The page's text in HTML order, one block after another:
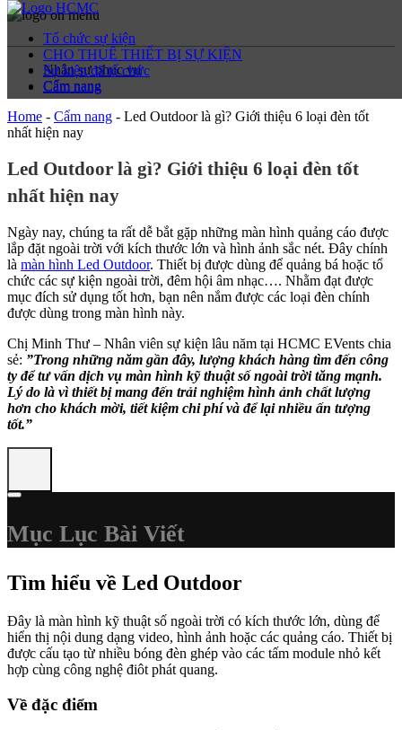
Nhân sự phục vụ
Cẩm nang
Tổ chức sự kiện
CHO THUÊ THIẾT BỊ SỰ KIỆN
Sự kiện đã tổ chức
Cẩm nang
Home - Cẩm nang - Led Outdoor là gì? Giới thiệu 6 loại đèn tốt
nhất hiện nay
Led Outdoor là gì? Giới thiệu 6 loại đèn tốt
nhất hiện nay
Ngày nay, chúng ta rất dễ bắt gặp những màn hình quảng cáo được
lắp đặt ngoài trời với kích thước lớn và hình ảnh sắc nét. Đây chính
là màn hình Led Outdoor. Thiết bị được dùng để quảng bá hoặc tổ
chức các sự kiện ngoài trời, đêm hội âm nhạc…. Nhằm đạt được
mục đích sử dụng tốt hơn, bạn nên nắm được các loại đèn chính
được dùng trong màn hình này.
Chị Minh Thư – Nhân viên sự kiện lâu năm tại HCMC EVents chia
sẻ: ”Trong những năm gần đây, lượng khách hàng tìm đến công
ty để tư vấn dịch vụ màn hình kỹ thuật số ngoài trời tăng mạnh.
Lý do là vì thiết bị mang đến trải nghiệm hình ảnh chất lượng
hơn cho khách mời, tiết kiệm chi phí và để lại nhiều ấn tượng
tốt.”
Mục Lục Bài Viết
Tìm hiểu về Led Outdoor
Đây là màn hình kỹ thuật số ngoài trời có kích thước lớn, dùng để
hiển thị nội dung dạng video, hình ảnh hoặc các quảng cáo. Thiết bị
được cấu tạo từ nhiều bóng đèn ghép vào các tấm module nhỏ kết
hợp cùng công nghệ điôt phát quang.
Về đặc điểm